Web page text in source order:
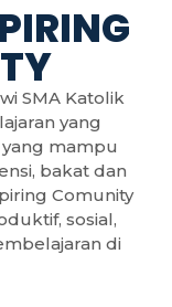
SMA Katolik
yang
mampu
bakat dan
Comunity
sosial,
di